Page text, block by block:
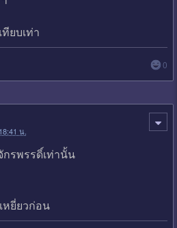
ยบเท่า
0
น.
รพรรดิ์เท่านั้น
หยี่ยวก่อน